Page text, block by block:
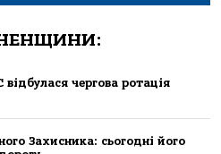
чергова ротація
Захисника: сьогодні його